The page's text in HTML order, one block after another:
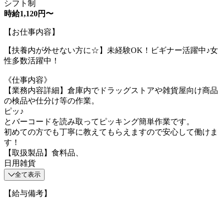
シフト制
時給1,120円〜
【お仕事内容】
【扶養内が外せない方に☆】未経験OK！ビギナー活躍中♪女
性多数活躍中！
《仕事内容》
【業務内容詳細】倉庫内でドラッグストアや雑貨屋向け商品
の検品や仕分け等の作業。
ピッ♪
とバーコードを読み取ってピッキング簡単作業です。
初めての方でも丁寧に教えてもらえますので安心して働けま
す！
【取扱製品】食料品、
日用雑貨
全て表示
【給与備考】